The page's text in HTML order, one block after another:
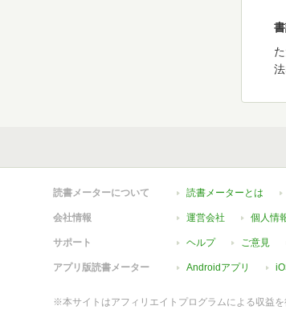
読書メーターについて 読書メーターとは
会社情報 運営会社 個人情
サポート ヘルプ ご意見
アプリ版読書メーター Androidアプリ
※本サイトはアフィリエイトプログラムによる収益を